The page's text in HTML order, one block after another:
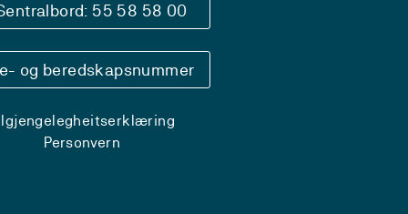
55 58 58 00
og beredskapsnummer
Personvern